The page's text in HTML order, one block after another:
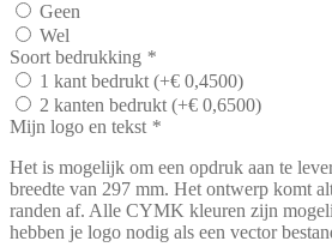
Geen
Wel
Soort bedrukking *
1 kant bedrukt (+€ 0,4500)
2 kanten bedrukt (+€ 0,6500)
Mijn logo en tekst *
Het is mogelijk om een opdruk aan te
breedte van 297 mm. Het ontwerp komt
randen af. Alle CYMK kleuren zijn
hebben je logo nodig als een vector